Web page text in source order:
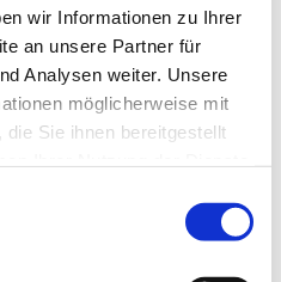
wir Informationen zu Ihrer
an unsere Partner für
Analysen weiter. Unsere
möglicherweise mit
Sie ihnen bereitgestellt